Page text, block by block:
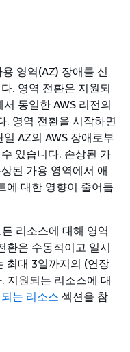
영역(AZ) 장애를 신
. 영역 전환은 지원되
동일한 AWS 리전의
. 영역 전환을 시작하면
AZ의 AWS 장애로부
있습니다. 손상된 가
된 가용 영역에서 애
에 대한 영향이 줄어듭
리소스에 대해 영역
환은 수동적이고 일시
최대 3일까지의 (연장
지원되는 리소스에 대
는 리소스 섹션을 참